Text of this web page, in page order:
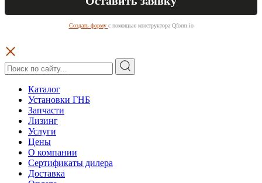
Создать форму с помощью конструктора Qform.io
Каталог
Установки ГНБ
Запчасти
Лизинг
Услуги
Цены
О компании
Сертификаты дилера
Доставка